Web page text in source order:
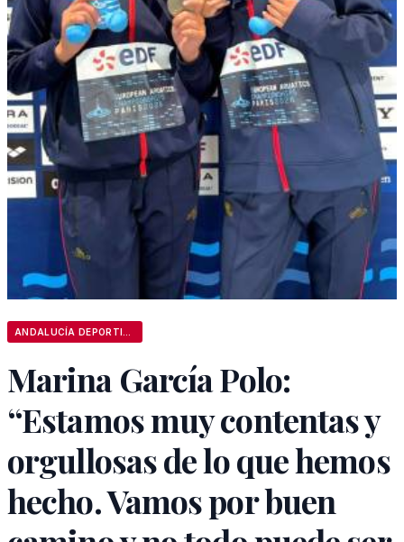
Marina García Polo:
“Estamos muy contentas y
orgullosas de lo que hemos
hecho. Vamos por buen